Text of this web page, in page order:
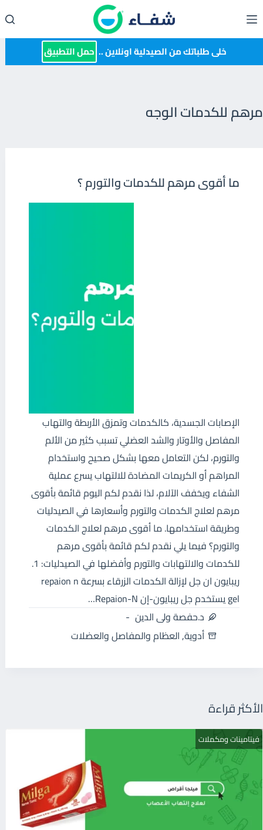
إلى
المحتوى خلى طلباتك من الصيدلية اونلاين .. حمل التطبيق
مرهم للكدمات الوجه
ما أقوى مرهم للكدمات والتورم ؟
الإصابات الجسدية، كالكدمات وتمزق الأربطة والتهاب
المفاصل والأوتار والشد العضلي تسبب كثير من الألم
والتورم، لكن التعامل معها بشكل صحيح واستخدام
المراهم أو الكريمات المضادة للالتهاب يسرع عملية
الشفاء ويخفف الآلام، لذا نقدم لكم اليوم قائمة بأقوى
مرهم لعلاج الكدمات والتورم وأسعارها في الصيدليات
وطريقة استخدامها. ما أقوى مرهم لعلاج الكدمات
والتورم؟ فيما يلي نقدم لكم قائمة بأقوى مرهم
للكدمات والالتهابات والتورم وأفضلها في الصيدليات: 1.
ريبايون ان جل لإزالة الكدمات الزرقاء بسرعة repaion n
gel يستخدم جل ريبايون-إن Repaion-N…
د.حفصة ولى الدين
أدوية,العظام والمفاصل والعضلات
الأكثر قراءة
فيتامينات ومكملات